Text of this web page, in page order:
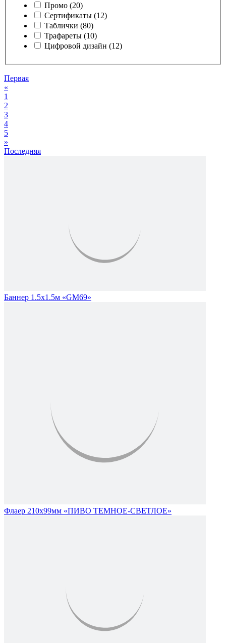
Промо (20)
Сертификаты (12)
Таблички (80)
Трафареты (10)
Цифровой дизайн (12)
Первая
«
1
2
3
4
5
»
Последняя
Баннер 1.5х1.5м «GM69»
Флаер 210х99мм «ПИВО ТЕМНОЕ-СВЕТЛОЕ»